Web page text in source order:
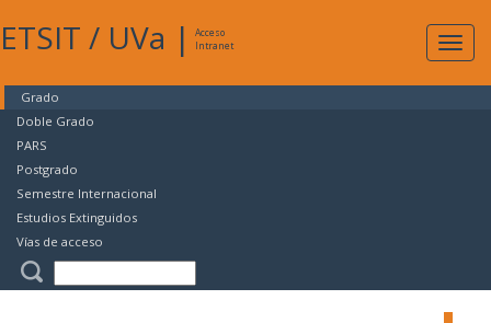
ETSIT / UVa |
Acceso
Intranet
Grado
Doble Grado
PARS
Postgrado
Semestre Internacional
Estudios Extinguidos
Vías de acceso